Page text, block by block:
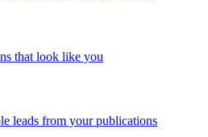
that look like you
leads from your publications